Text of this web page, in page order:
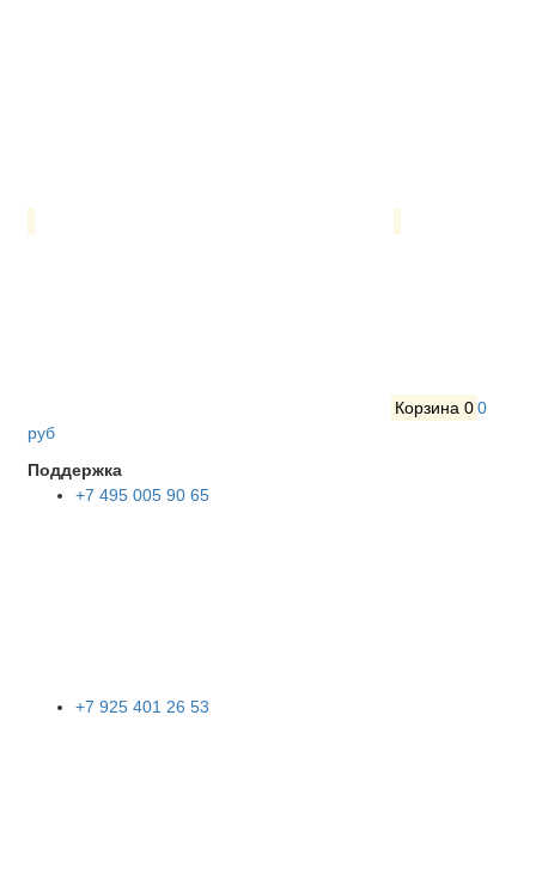
Корзина 00
руб
Поддержка
+7 495 005 90 65
+7 925 401 26 53